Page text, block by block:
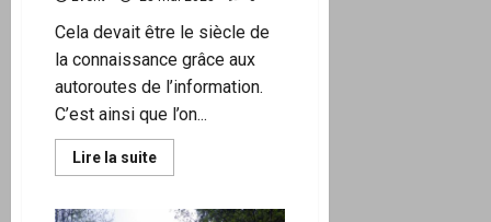
Cela devait être le siècle de
la connaissance grâce aux
autoroutes de l’information.
C’est ainsi que l’on...
Lire la suiteEn
savoir